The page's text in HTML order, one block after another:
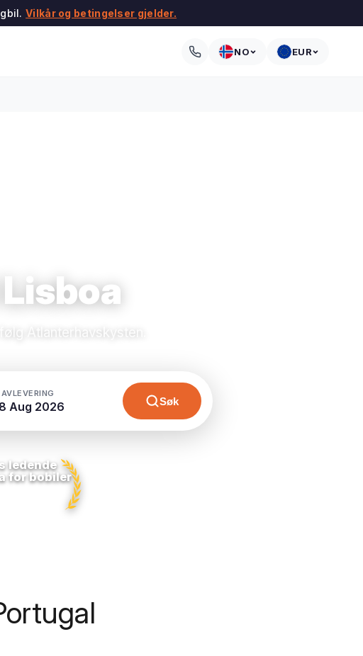
Vilkår og betingelser gjelder.
NO EUR
Atlanterhavskysten.
AVLEVERING
Aug 2026 Søk
ledende
for bobiler